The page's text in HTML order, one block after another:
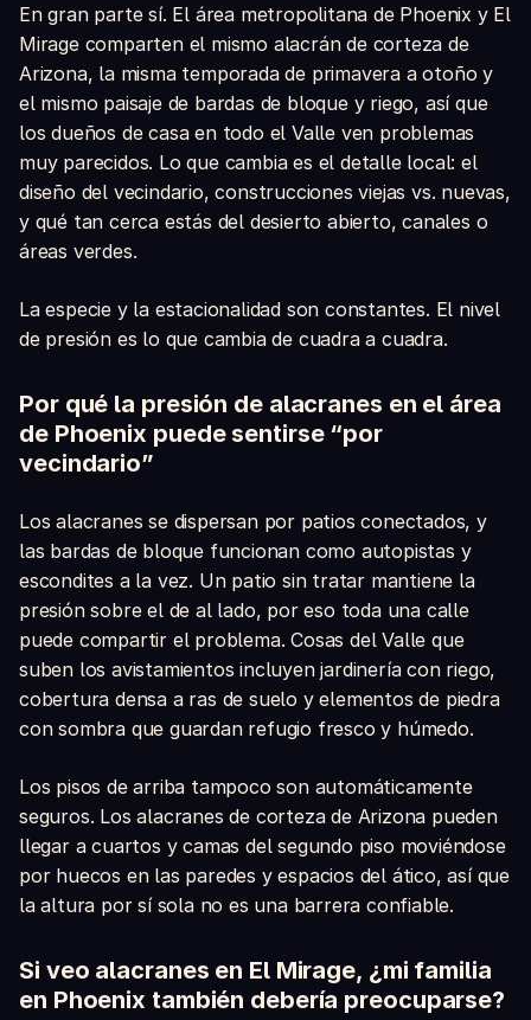
En gran parte sí. El área metropolitana de Phoenix y El
Mirage comparten el mismo alacrán de corteza de
Arizona, la misma temporada de primavera a otoño y
el mismo paisaje de bardas de bloque y riego, así que
los dueños de casa en todo el Valle ven problemas
muy parecidos. Lo que cambia es el detalle local: el
diseño del vecindario, construcciones viejas vs. nuevas,
y qué tan cerca estás del desierto abierto, canales o
áreas verdes.
La especie y la estacionalidad son constantes. El nivel
de presión es lo que cambia de cuadra a cuadra.
Por qué la presión de alacranes en el área
de Phoenix puede sentirse “por
vecindario”
Los alacranes se dispersan por patios conectados, y
las bardas de bloque funcionan como autopistas y
escondites a la vez. Un patio sin tratar mantiene la
presión sobre el de al lado, por eso toda una calle
puede compartir el problema. Cosas del Valle que
suben los avistamientos incluyen jardinería con riego,
cobertura densa a ras de suelo y elementos de piedra
con sombra que guardan refugio fresco y húmedo.
Los pisos de arriba tampoco son automáticamente
seguros. Los alacranes de corteza de Arizona pueden
llegar a cuartos y camas del segundo piso moviéndose
por huecos en las paredes y espacios del ático, así que
la altura por sí sola no es una barrera confiable.
Si veo alacranes en El Mirage, ¿mi familia
en Phoenix también debería preocuparse?